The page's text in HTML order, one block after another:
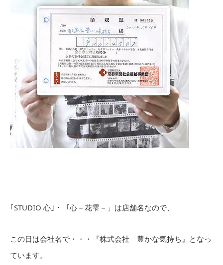
｢STUDIO 心｣・「心－花雫－」は店舗名なので、
この日は会社名で・・・『株式会社 豊かな気持ち』となっ
ています。